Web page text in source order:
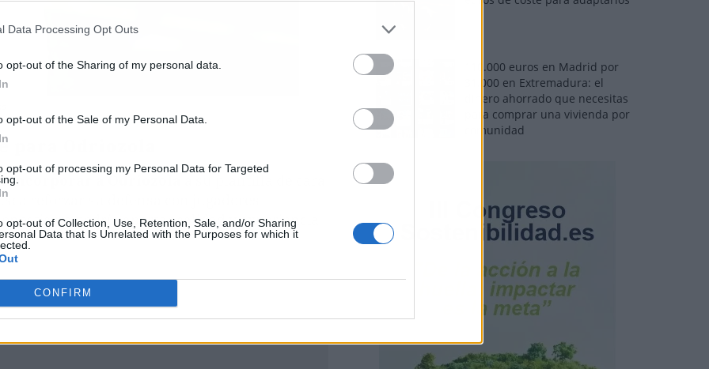
Data Processing Opt Outs
opt-out of the Sharing of my personal data.
opt-out of the Sale of my Personal Data.
opt-out of processing my Personal Data for Targeted
opt-out of Collection, Use, Retention, Sale, and/or Sharing
Data that Is Unrelated with the Purposes for which it
CONFIRM
Odriozola
incorporar a Odriozola
a su plantilla de cara
reforzar su defensa con jugadores
podría aportar calidad y experiencia
110.000 euros en Madrid por
31.000 en Extremadura: el
dinero ahorrado que necesitas
para comprar una vivienda por
comunidad